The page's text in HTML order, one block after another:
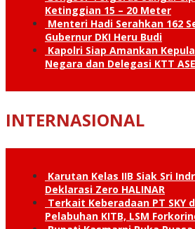
Ketinggian 15 – 20 Meter
Menteri Hadi Serahkan 162
Gubernur DKI Heru Budi
Kapolri Siap Amankan
Negara dan Delegasi KTT
INTERNASIONAL
Karutan Kelas IIB Siak Sri
Deklarasi Zero HALINAR
Terkait Keberadaan PT SKY
Pelabuhan KITB, LSM